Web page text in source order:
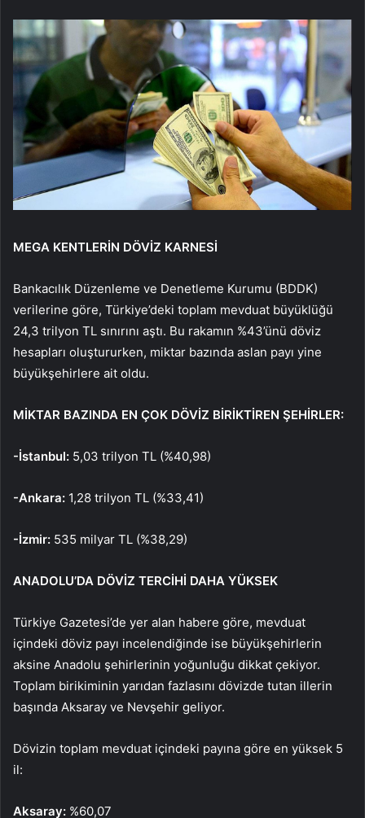
MEGA KENTLERİN DÖVİZ KARNESİ
Bankacılık Düzenleme ve Denetleme Kurumu (BDDK)
verilerine göre, Türkiye’deki toplam mevduat büyüklüğü
24,3 trilyon TL sınırını aştı. Bu rakamın %43’ünü döviz
hesapları oluştururken, miktar bazında aslan payı yine
büyükşehirlere ait oldu.
MİKTAR BAZINDA EN ÇOK DÖVİZ BİRİKTİREN ŞEHİRLER:
-İstanbul: 5,03 trilyon TL (%40,98)
-Ankara: 1,28 trilyon TL (%33,41)
-İzmir: 535 milyar TL (%38,29)
ANADOLU’DA DÖVİZ TERCİHİ DAHA YÜKSEK
Türkiye Gazetesi’de yer alan habere göre, mevduat
içindeki döviz payı incelendiğinde ise büyükşehirlerin
aksine Anadolu şehirlerinin yoğunluğu dikkat çekiyor.
Toplam birikiminin yarıdan fazlasını dövizde tutan illerin
başında Aksaray ve Nevşehir geliyor.
Dövizin toplam mevduat içindeki payına göre en yüksek 5
il:
Aksaray: %60,07